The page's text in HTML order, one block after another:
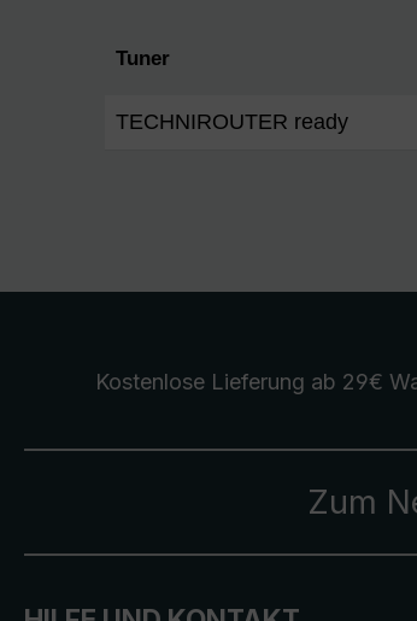
Tuner
TECHNIROUTER ready
Kostenlose Lieferung ab 29€
Zum